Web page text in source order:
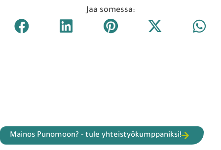
Jaa somessa:
Mainos Punomoon? - tule yhteistyökumppaniksi!